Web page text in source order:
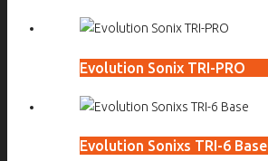
Evolution Sonix TRI-PRO
Evolution Sonixs TRI-6 Base